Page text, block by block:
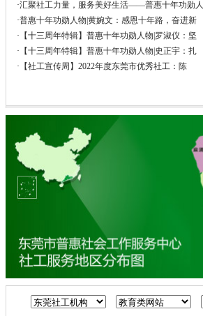
·汇聚社工力量，服务美好生活——普惠十年功勋人
·普惠十年功勋人物|黄婉文：感恩十年路，奋进新
· 【十三周年特辑】普惠十年功勋人物|罗淑仪：坚
· 【十三周年特辑】普惠十年功勋人物|史正宇：扎
· 【社工宣传周】2022年度东莞市优秀社工：陈